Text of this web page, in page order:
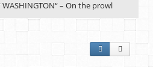
WASHINGTON“ – On the prowl